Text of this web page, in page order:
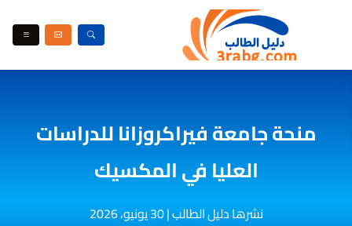
منحة جامعة فيراكروزانا للدراسات
العليا في المكسيك
نشرها دليل الطالب|30 يونيو، 2026